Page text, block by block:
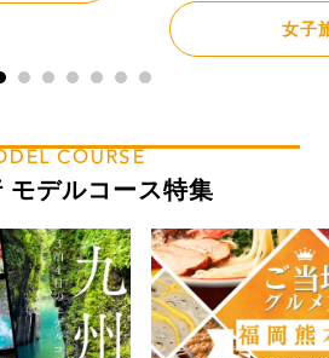
女子
COURSE
モデルコース特集